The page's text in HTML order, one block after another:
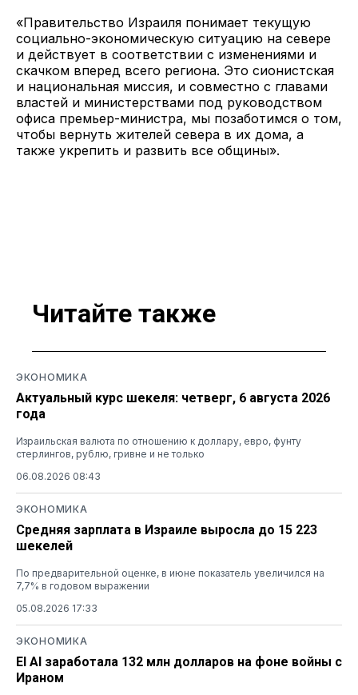
«Правительство Израиля понимает текущую
социально-экономическую ситуацию на севере
и действует в соответствии с изменениями и
скачком вперед всего региона. Это сионистская
и национальная миссия, и совместно с главами
властей и министерствами под руководством
офиса премьер-министра, мы позаботимся о том,
чтобы вернуть жителей севера в их дома, а
также укрепить и развить все общины».
Читайте также
ЭКОНОМИКА
Актуальный курс шекеля: четверг, 6 августа 2026
года
Израильская валюта по отношению к доллару, евро, фунту
стерлингов, рублю, гривне и не только
06.08.2026 08:43
ЭКОНОМИКА
Средняя зарплата в Израиле выросла до 15 223
шекелей
По предварительной оценке, в июне показатель увеличился на
7,7% в годовом выражении
05.08.2026 17:33
ЭКОНОМИКА
El Al заработала 132 млн долларов на фоне войны с
Ираном